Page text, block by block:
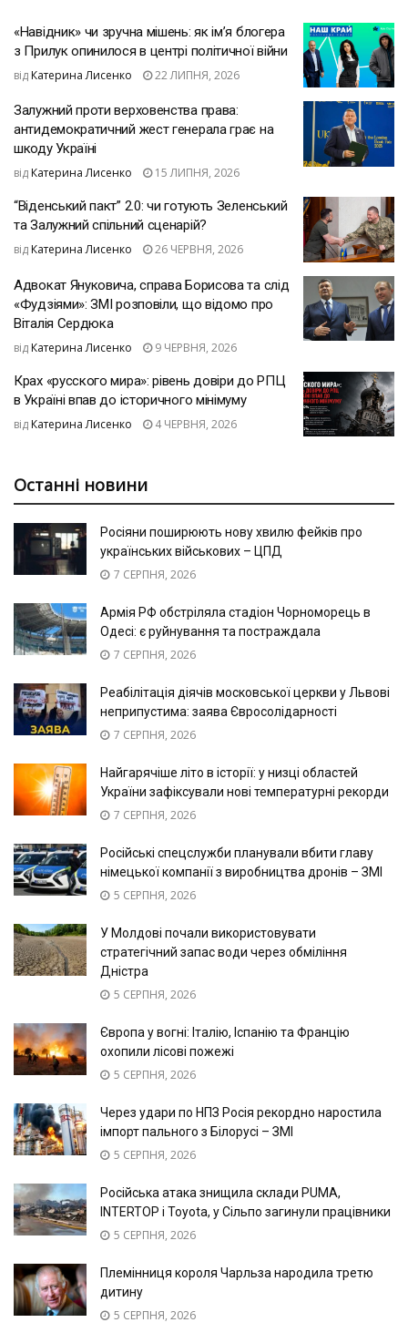
«Навідник» чи зручна мішень: як ім’я блогера
з Прилук опинилося в центрі політичної війни
від Катерина Лисенко 22 ЛИПНЯ, 2026
Залужний проти верховенства права:
антидемократичний жест генерала грає на
шкоду Україні
від Катерина Лисенко 15 ЛИПНЯ, 2026
“Віденський пакт” 2.0: чи готують Зеленський
та Залужний спільний сценарій?
від Катерина Лисенко 26 ЧЕРВНЯ, 2026
Адвокат Януковича, справа Борисова та слід
«Фудзіями»: ЗМІ розповіли, що відомо про
Віталія Сердюка
від Катерина Лисенко 9 ЧЕРВНЯ, 2026
Крах «русского мира»: рівень довіри до РПЦ
в Україні впав до історичного мінімуму
від Катерина Лисенко 4 ЧЕРВНЯ, 2026
Останні новини
Росіяни поширюють нову хвилю фейків про
українських військових – ЦПД
7 СЕРПНЯ, 2026
Армія РФ обстріляла стадіон Чорноморець в
Одесі: є руйнування та постраждала
7 СЕРПНЯ, 2026
Реабілітація діячів московської церкви у Львові
неприпустима: заява Євросолідарності
7 СЕРПНЯ, 2026
Найгарячіше літо в історії: у низці областей
України зафіксували нові температурні рекорди
7 СЕРПНЯ, 2026
Російські спецслужби планували вбити главу
німецької компанії з виробництва дронів – ЗМІ
5 СЕРПНЯ, 2026
У Молдові почали використовувати
стратегічний запас води через обміління
Дністра
5 СЕРПНЯ, 2026
Європа у вогні: Італію, Іспанію та Францію
охопили лісові пожежі
5 СЕРПНЯ, 2026
Через удари по НПЗ Росія рекордно наростила
імпорт пального з Білорусі – ЗМІ
5 СЕРПНЯ, 2026
Російська атака знищила склади PUMA,
INTERTOP і Toyota, у Сільпо загинули працівники
5 СЕРПНЯ, 2026
Племінниця короля Чарльза народила третю
дитину
5 СЕРПНЯ, 2026